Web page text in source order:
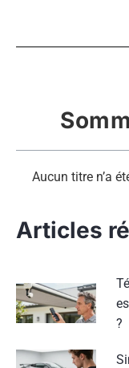
Aucun titre n’a
Articles
?